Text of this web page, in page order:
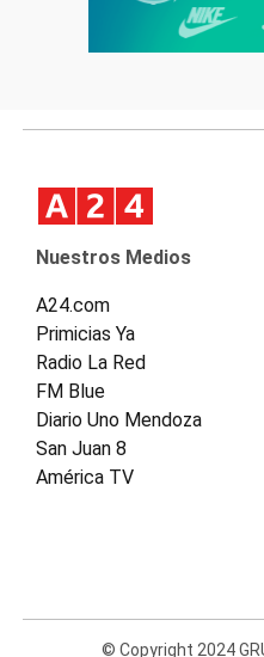
Nuestros Medios
A24.com
Primicias Ya
Radio La Red
FM Blue
Diario Uno Mendoza
San Juan 8
América TV
© Copyright 2024